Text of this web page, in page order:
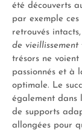
été découverts
par exemple ces
retrouvés
de vieillissement
trésors ne
passionnés et à
optimale. Le
également dans
de supports
allongées pour